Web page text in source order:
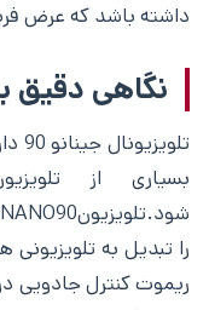
داشته باشد که عرض فریم حدود 1
نگاهی دقیق
بسیاری از
را تبدیل به
ریموت کنترل جادویی